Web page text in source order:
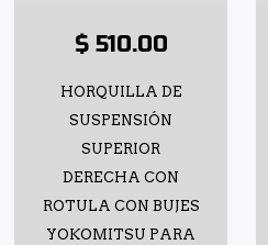
$ 510.00
HORQUILLA DE
SUSPENSIÓN
SUPERIOR
DERECHA CON
ROTULA CON BUJES
YOKOMITSU PARA